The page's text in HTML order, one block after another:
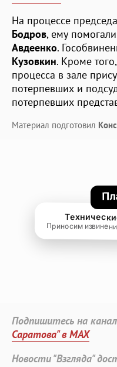
На процессе
Бодров, ему
Авдеенко.
Кузовкин. Кроме
процесса в зале
потерпевших и
потерпевших
Материал подготовил
Подпишитесь на канал
Саратова" в MAX
Новости "Взгляда"